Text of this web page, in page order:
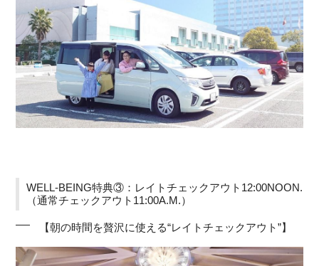
WELL-BEING特典③：レイトチェックアウト12:00NOON.
（通常チェックアウト11:00A.M.）
【朝の時間を贅沢に使える“レイトチェックアウト”】